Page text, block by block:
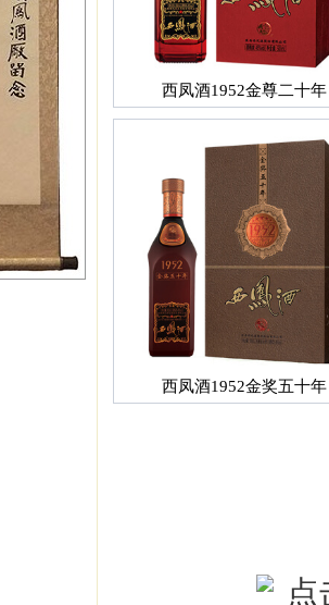
西凤酒1952金尊二十年
西凤酒1952金奖五十年